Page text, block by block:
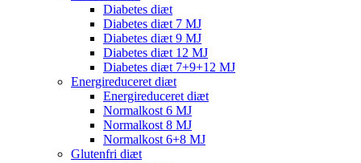
Diabetes diæt
Diabetes diæt 7 MJ
Diabetes diæt 9 MJ
Diabetes diæt 12 MJ
Diabetes diæt 7+9+12 MJ
Energireduceret diæt
Energireduceret diæt
Normalkost 6 MJ
Normalkost 8 MJ
Normalkost 6+8 MJ
Glutenfri diæt